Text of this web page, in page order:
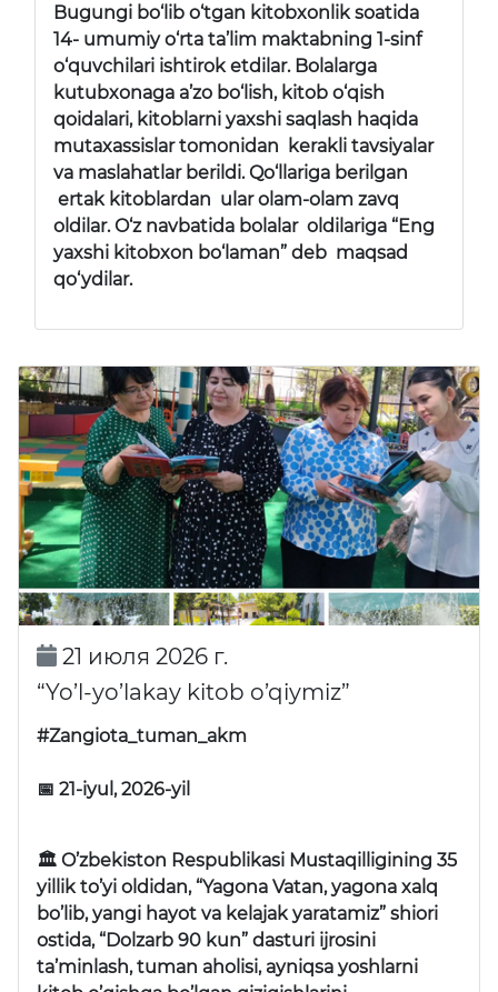
Bugungi bo‘lib o‘tgan kitobxonlik soatida
14- umumiy o‘rta ta’lim maktabning 1-sinf
o‘quvchilari ishtirok etdilar. Bolalarga
kutubxonaga a’zo bo‘lish, kitob o‘qish
qoidalari, kitoblarni yaxshi saqlash haqida
mutaxassislar tomonidan kerakli tavsiyalar
va maslahatlar berildi. Qo‘llariga berilgan
ertak kitoblardan ular olam-olam zavq
oldilar. O‘z navbatida bolalar oldilariga “Eng
yaxshi kitobxon bo‘laman” deb maqsad
qo‘ydilar.
21 июля 2026 г.
“Yo’l-yo’lakay kitob o’qiymiz”
#Zangiota_tuman_akm
📅 21-iyul, 2026-yil
🏛 O’zbekiston Respublikasi Mustaqilligining 35
yillik to’yi oldidan, “Yagona Vatan, yagona xalq
bo’lib, yangi hayot va kelajak yaratamiz” shiori
ostida, “Dolzarb 90 kun” dasturi ijrosini
ta’minlash, tuman aholisi, ayniqsa yoshlarni